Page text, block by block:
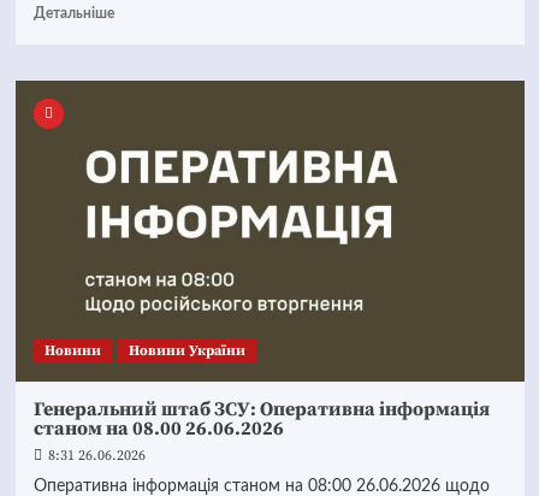
Детальніше
Новини Новини України
Генеральний штаб ЗСУ: Оперативна інформація
станом на 08.00 26.06.2026
8:31 26.06.2026
Оперативна інформація станом на 08:00 26.06.2026 щодо